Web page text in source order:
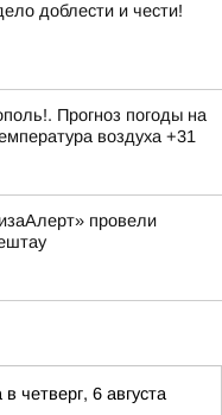
доблести и чести!
Прогноз погоды на
воздуха +31
провели
четверг, 6 августа